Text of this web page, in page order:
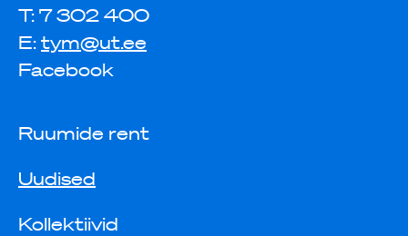
T: 7 302 400
E: tym@ut.ee
Facebook
Ruumide rent
Uudised
Kollektiivid